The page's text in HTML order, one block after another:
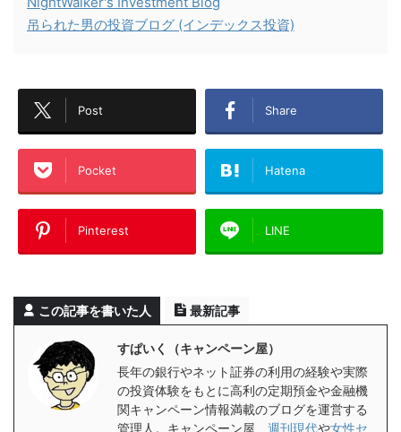
吊られた男の投資ブログ (インデックス投資)
Post Share
Pocket Hatena
Pinterest LINE
この記事を書いた人 最新記事
すぱいく（キャンペーン屋）
長年の銀行やネット証券の利用の経験や実際
の投資体験をもとに高利の定期預金や金融機
関キャンペーン情報満載のブログを運営する
管理人。キャンペーン屋、 週刊現代や女性セ